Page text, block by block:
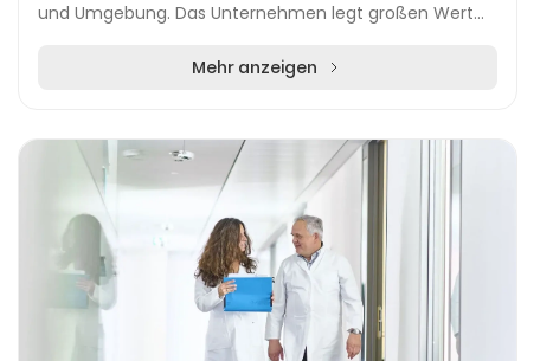
und Umgebung. Das Unternehmen legt großen Wert
Mehr anzeigen